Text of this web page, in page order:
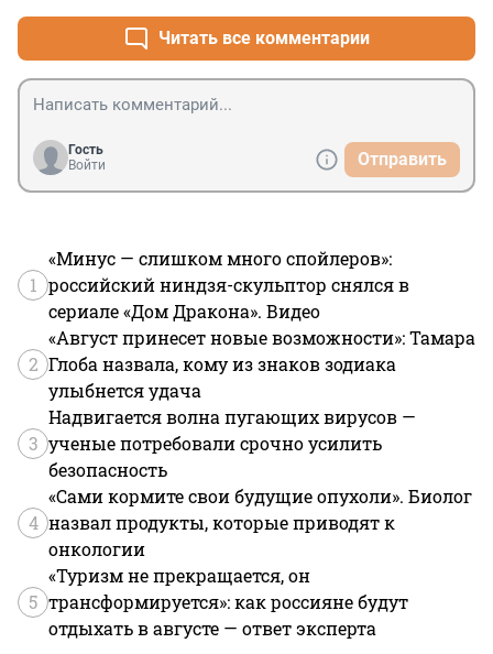
Читать все комментарии
Гость
Войти
Отправить
1
«Минус — слишком много спойлеров»:
российский ниндзя-скульптор снялся в
сериале «Дом Дракона». Видео
2
«Август принесет новые возможности»: Тамара
Глоба назвала, кому из знаков зодиака
улыбнется удача
3
Надвигается волна пугающих вирусов —
ученые потребовали срочно усилить
безопасность
4
«Сами кормите свои будущие опухоли». Биолог
назвал продукты, которые приводят к
онкологии
5
«Туризм не прекращается, он
трансформируется»: как россияне будут
отдыхать в августе — ответ эксперта